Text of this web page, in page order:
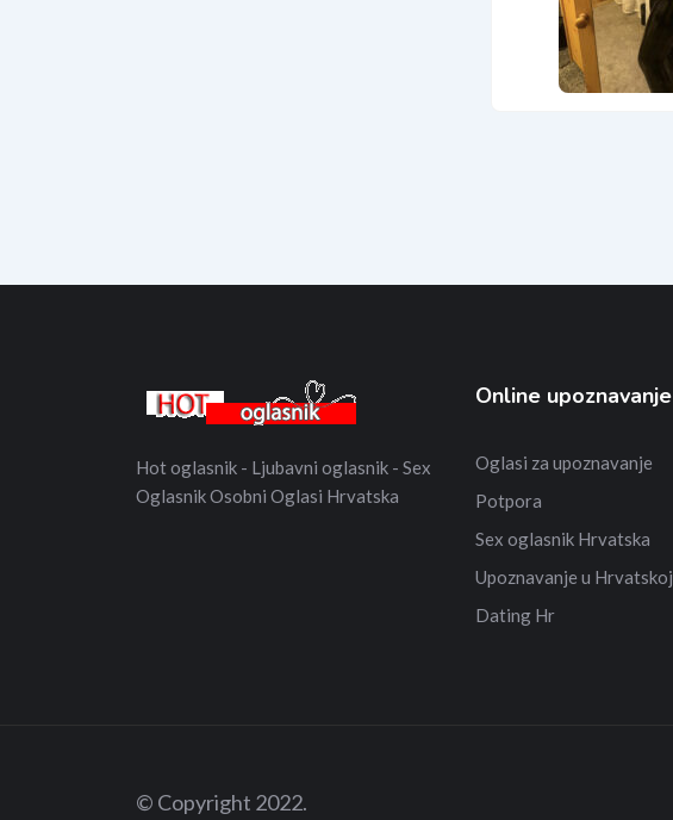
Hot oglasnik - Ljubavni oglasnik - Sex
Oglasnik Osobni Oglasi Hrvatska
Online upoznavanje
Oglasi za upoznavanje
Potpora
Sex oglasnik Hrvatska
Upoznavanje u Hrvatskoj
Dating Hr
© Copyright 2022.